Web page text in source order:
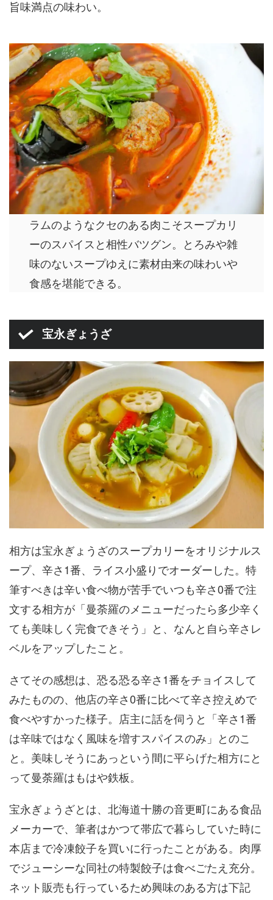
旨味満点の味わい。
ラムのようなクセのある肉こそスープカリ
ーのスパイスと相性バツグン。とろみや雑
味のないスープゆえに素材由来の味わいや
食感を堪能できる。
宝永ぎょうざ
相方は宝永ぎょうざのスープカリーをオリジナルス
ープ、辛さ1番、ライス小盛りでオーダーした。特
筆すべきは辛い食べ物が苦手でいつも辛さ0番で注
文する相方が「曼荼羅のメニューだったら多少辛く
ても美味しく完食できそう」と、なんと自ら辛さレ
ベルをアップしたこと。
さてその感想は、恐る恐る辛さ1番をチョイスして
みたものの、他店の辛さ0番に比べて辛さ控えめで
食べやすかった様子。店主に話を伺うと「辛さ1番
は辛味ではなく風味を増すスパイスのみ」とのこ
と。美味しそうにあっという間に平らげた相方にと
って曼荼羅はもはや鉄板。
宝永ぎょうざとは、北海道十勝の音更町にある食品
メーカーで、筆者はかつて帯広で暮らしていた時に
本店まで冷凍餃子を買いに行ったことがある。肉厚
でジューシーな同社の特製餃子は食べごたえ充分。
ネット販売も行っているため興味のある方は下記